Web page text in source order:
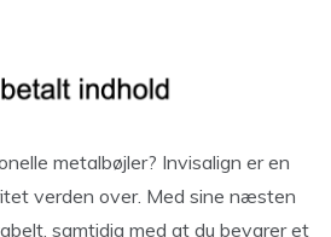
metalbøjler? Invisalign er en
verden over. Med sine næsten
samtidig med at du bevarer et